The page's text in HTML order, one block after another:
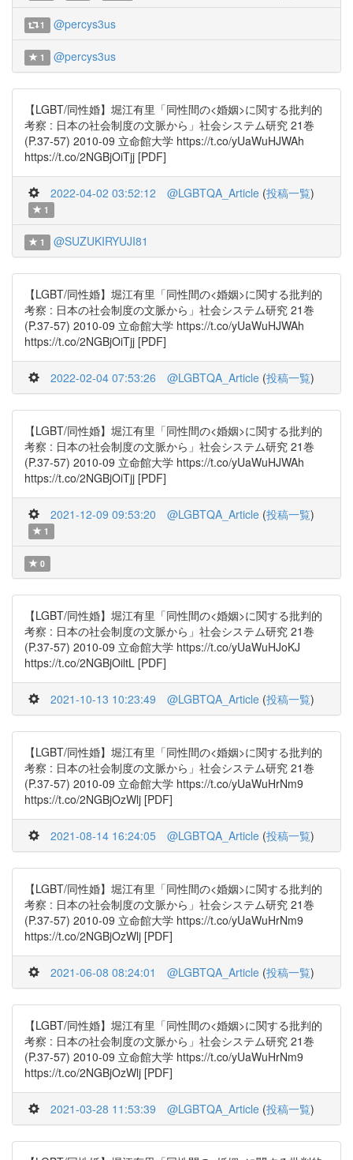
1 @percys3us
1 @percys3us
【LGBT/同性婚】堀江有里「同性間の<婚姻>に関する批判的
考察 : 日本の社会制度の文脈から」社会システム研究 21巻
(P.37-57) 2010-09 立命館大学 https://t.co/yUaWuHJWAh
https://t.co/2NGBjOiTjj [PDF]
2022-04-02 03:52:12 @LGBTQA_Article (投稿一覧)
1
1 @SUZUKIRYUJI81
【LGBT/同性婚】堀江有里「同性間の<婚姻>に関する批判的
考察 : 日本の社会制度の文脈から」社会システム研究 21巻
(P.37-57) 2010-09 立命館大学 https://t.co/yUaWuHJWAh
https://t.co/2NGBjOiTjj [PDF]
2022-02-04 07:53:26 @LGBTQA_Article (投稿一覧)
【LGBT/同性婚】堀江有里「同性間の<婚姻>に関する批判的
考察 : 日本の社会制度の文脈から」社会システム研究 21巻
(P.37-57) 2010-09 立命館大学 https://t.co/yUaWuHJWAh
https://t.co/2NGBjOiTjj [PDF]
2021-12-09 09:53:20 @LGBTQA_Article (投稿一覧)
1
0
【LGBT/同性婚】堀江有里「同性間の<婚姻>に関する批判的
考察 : 日本の社会制度の文脈から」社会システム研究 21巻
(P.37-57) 2010-09 立命館大学 https://t.co/yUaWuHJoKJ
https://t.co/2NGBjOiltL [PDF]
2021-10-13 10:23:49 @LGBTQA_Article (投稿一覧)
【LGBT/同性婚】堀江有里「同性間の<婚姻>に関する批判的
考察 : 日本の社会制度の文脈から」社会システム研究 21巻
(P.37-57) 2010-09 立命館大学 https://t.co/yUaWuHrNm9
https://t.co/2NGBjOzWlj [PDF]
2021-08-14 16:24:05 @LGBTQA_Article (投稿一覧)
【LGBT/同性婚】堀江有里「同性間の<婚姻>に関する批判的
考察 : 日本の社会制度の文脈から」社会システム研究 21巻
(P.37-57) 2010-09 立命館大学 https://t.co/yUaWuHrNm9
https://t.co/2NGBjOzWlj [PDF]
2021-06-08 08:24:01 @LGBTQA_Article (投稿一覧)
【LGBT/同性婚】堀江有里「同性間の<婚姻>に関する批判的
考察 : 日本の社会制度の文脈から」社会システム研究 21巻
(P.37-57) 2010-09 立命館大学 https://t.co/yUaWuHrNm9
https://t.co/2NGBjOzWlj [PDF]
2021-03-28 11:53:39 @LGBTQA_Article (投稿一覧)